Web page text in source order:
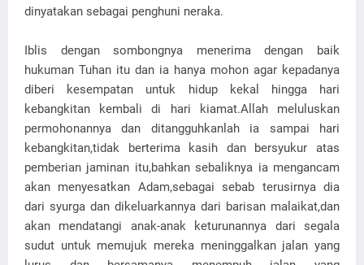
dinyatakan sebagai penghuni neraka.
Iblis dengan sombongnya menerima dengan baik
hukuman Tuhan itu dan ia hanya mohon agar kepadanya
diberi kesempatan untuk hidup kekal hingga hari
kebangkitan kembali di hari kiamat.Allah meluluskan
permohonannya dan ditangguhkanlah ia sampai hari
kebangkitan,tidak berterima kasih dan bersyukur atas
pemberian jaminan itu,bahkan sebaliknya ia mengancam
akan menyesatkan Adam,sebagai sebab terusirnya dia
dari syurga dan dikeluarkannya dari barisan malaikat,dan
akan mendatangi anak-anak keturunannya dari segala
sudut untuk memujuk mereka meninggalkan jalan yang